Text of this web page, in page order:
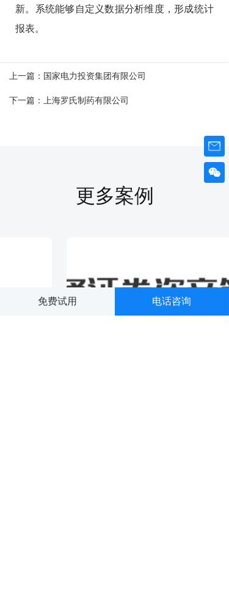
新。系统能够自定义数据分析维度，形成统计
报表。
上一篇： 国家电力投资集团有限公司
下一篇： 上海罗氏制药有限公司
更多案例
电话咨询
免费试用